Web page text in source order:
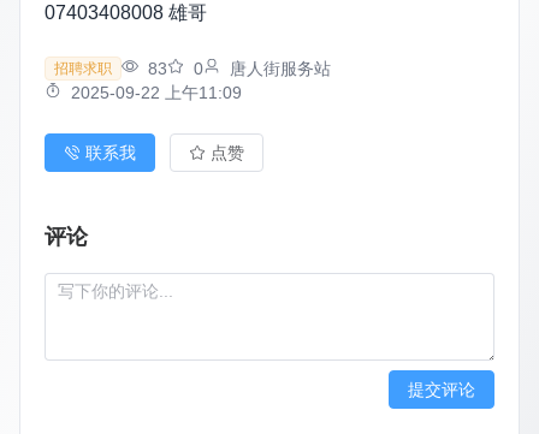
07403408008 雄哥
招聘求职 83 0
唐人街服务站
2025-09-22 上午11:09
联系我 点赞
评论
提交评论